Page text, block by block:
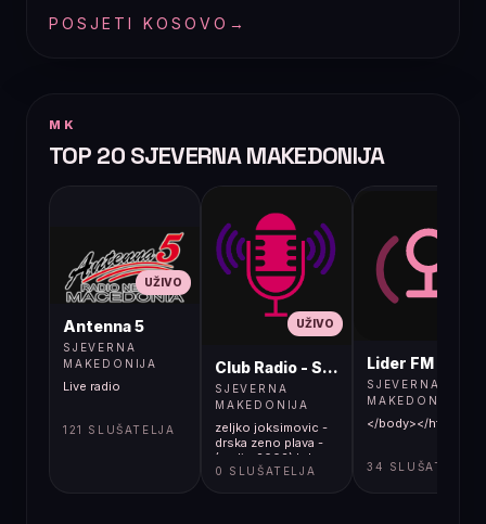
POSJETI KOSOVO →
MK
TOP 20 SJEVERNA MAKEDONIJA
UŽIVO
Antenna 5
SJEVERNA
MAKEDONIJA
Live radio
121 SLUŠATELJA
UŽIVO
Club Radio - Skopje, Mcedonia
SJEVERNA
MAKEDONIJA
zeljko joksimovic -
drska zeno plava -
(audio 2002) hd
0 SLUŠATELJA
Lider FM 107,4
SJEVERNA
MAKEDONIJA
</body></html>
34 SLUŠATELJA